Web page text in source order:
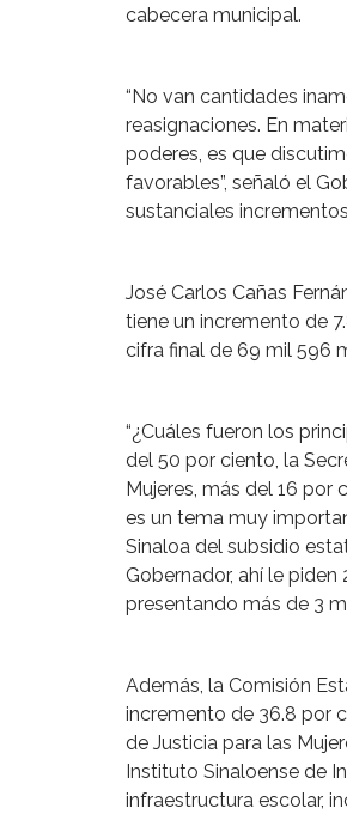
cabecera municipal.
“No van cantidades
reasignaciones. En
poderes, es que
favorables”, señaló el
sustanciales
José Carlos Cañas
tiene un incremento de
cifra final de 69 mil 596
“¿Cuáles fueron los
del 50 por ciento, la
Mujeres, más del 16 por
es un tema muy
Sinaloa del subsidio
Gobernador, ahí le
presentando más de 3
Además, la Comisión
incremento de 36.8 por
de Justicia para las
Instituto Sinaloense de
infraestructura escolar,